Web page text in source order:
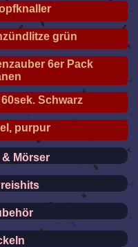
grün
6er Pack
Schwarz
purpur
Mörser